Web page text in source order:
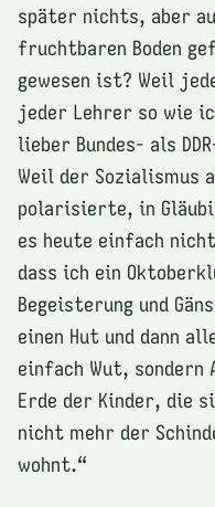
später nichts, aber
fruchtbaren Boden
gewesen ist? Weil
jeder Lehrer so wie
lieber Bundes- als
Weil der Sozialismus
polarisierte, in
es heute einfach
dass ich ein
Begeisterung und
einen Hut und dann
einfach Wut, sondern
Erde der Kinder, die
nicht mehr der
wohnt.“